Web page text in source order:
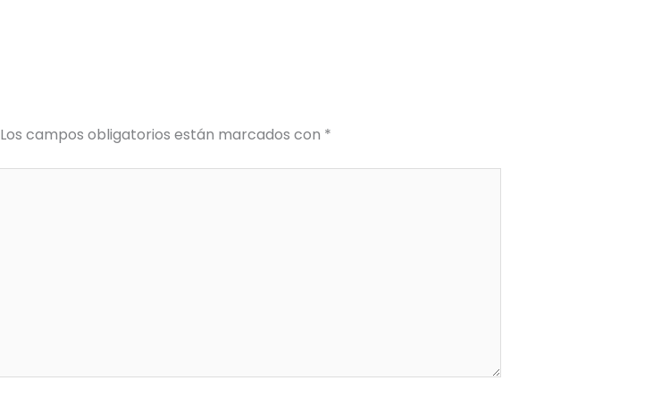
Los campos obligatorios están marcados con *